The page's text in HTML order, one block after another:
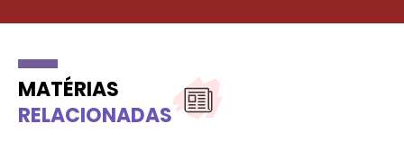
MATÉRIAS
RELACIONADAS